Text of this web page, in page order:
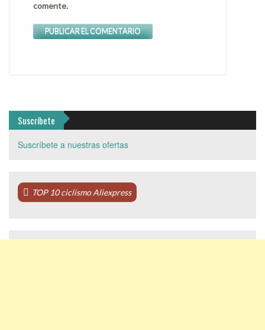
comente.
Suscríbete
Suscríbete a nuestras ofertas
TOP 10 ciclismo Aliexpress